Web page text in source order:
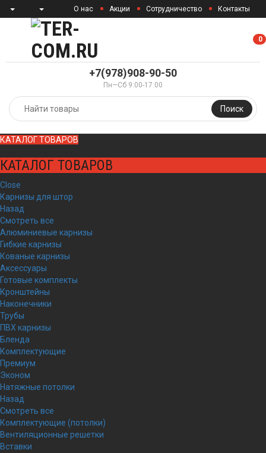
О нас Акции Сотрудничество Контакты
+7(978)908-90-50
Пн—Сб 9:00-17:00
Поиск
00
КАТАЛОГ ТОВАРОВ
КАТАЛОГ ТОВАРОВ
Close
Карнизы для штор
Назад
Смотреть все
Алюминиевые карнизы
Гибкие карнизы
Кованые карнизы
Аксессуары
Готовые комплекты
Кронштейны
Наконечники
Трубы
ПВХ карнизы
Бленда
Комплектующие
Премиум
Эконом
Натяжные потолки
Назад
Смотреть все
Комплектующие (потолки)
Вентиляционные решетки
Вставки